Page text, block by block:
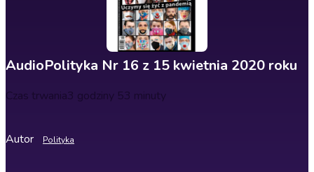
AudioPolityka Nr 16 z 15 kwietnia 2020 roku
Czas trwania3 godziny 53 minuty
Autor Polityka